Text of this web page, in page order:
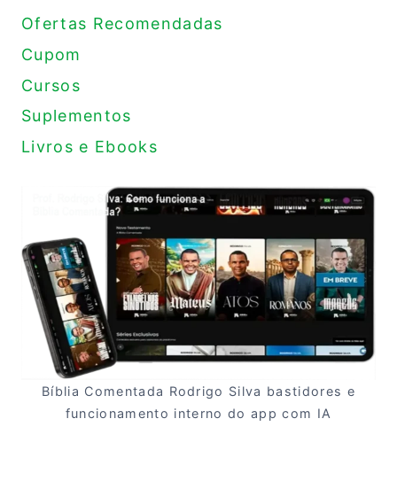
Ofertas Recomendadas
Cupom
Cursos
Suplementos
Livros e Ebooks
Bíblia Comentada Rodrigo Silva bastidores e
funcionamento interno do app com IA